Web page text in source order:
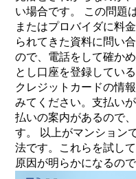
い場合です。 この問題
またはプロバイダに料
られてきた資料に問い
ので、電話をして確か
とし口座を登録してい
クレジットカードの情
みてください。支払い
払いの案内があるので
す。 以上がマンション
法です。これらを試し
原因が明らかになるの